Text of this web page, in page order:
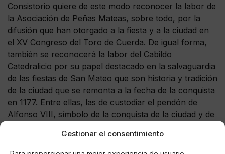
Gestionar el consentimiento
Consistorio quiere de este modo reconocer la labor de
la Asociación de Peñas Mateas, sobre todo, por la
difusión que han otorgado a la fiesta y a la ciudad en
el XV Congreso del Toro de Cuerda. De igual forma,
también se reconocerá la labor del Cabildo
Catedralicio por su papel destacado en la salvaguardia
de las fiestas de San Mateo que son historia y tradición
de la ciudad que se remonta a la fecha de la conquista
en 1177. Entre ellas, las de custodiar el pendón de
Alfonso VIII, símbolo de la conquista de la ciudad y de